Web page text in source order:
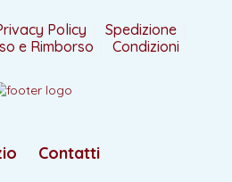
Policy
Spedizione
e Rimborso Condizioni
Contatti